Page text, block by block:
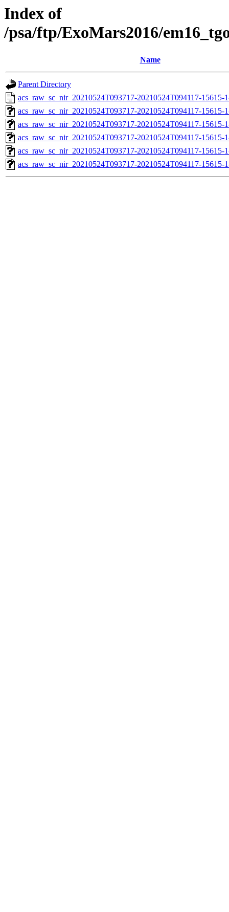
Index of
/psa/ftp/ExoMars2016/
Name
Parent Directory
acs_raw_sc_nir_20210524T093717-20210524T094117-15615-
acs_raw_sc_nir_20210524T093717-20210524T094117-15615-
acs_raw_sc_nir_20210524T093717-20210524T094117-15615-
acs_raw_sc_nir_20210524T093717-20210524T094117-15615-
acs_raw_sc_nir_20210524T093717-20210524T094117-15615-
acs_raw_sc_nir_20210524T093717-20210524T094117-15615-